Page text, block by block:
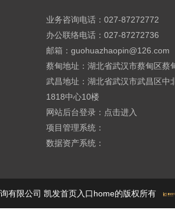
业务咨询电话：027-87272772
办公联络电话：027-87272736
邮箱： guohuazhaopin@126.com
蔡甸地址：湖北省武汉市蔡甸区蔡
武昌地址：湖北省武汉市武昌区中
1818中心10楼
网站后台登录： 点击进入
项目管理系统：
数据资产系统：
有限公司 凯发首页入口home的版权所有